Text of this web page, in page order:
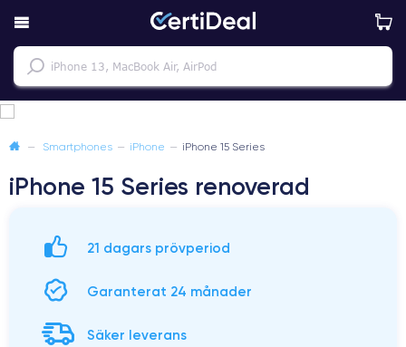
— Smartphones — iPhone — iPhone 15 Series
iPhone 15 Series renoverad
21 dagars prövperiod
Garanterat 24 månader
Säker leverans